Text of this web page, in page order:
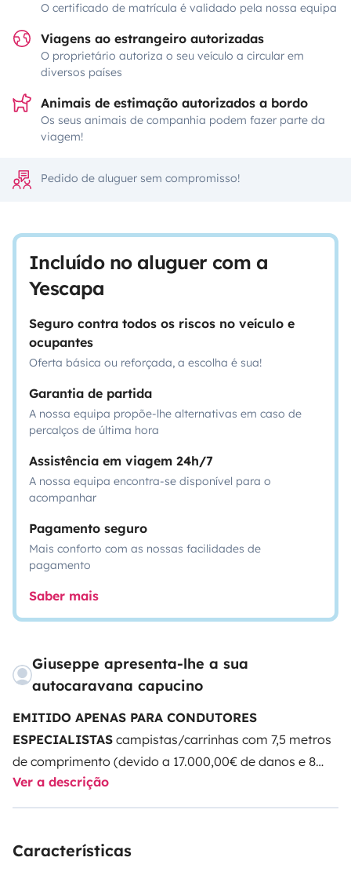
O certificado de matrícula é validado pela nossa equipa
Viagens ao estrangeiro autorizadas
O proprietário autoriza o seu veículo a circular em
diversos países
Animais de estimação autorizados a bordo
Os seus animais de companhia podem fazer parte da
viagem!
Pedido de aluguer sem compromisso!
Incluído no aluguer com a
Yescapa
Seguro contra todos os riscos no veículo e
ocupantes
Oferta básica ou reforçada, a escolha é sua!
Garantia de partida
A nossa equipa propõe-lhe alternativas em caso de
percalços de última hora
Assistência em viagem 24h/7
A nossa equipa encontra-se disponível para o
acompanhar
Pagamento seguro
Mais conforto com as nossas facilidades de
pagamento
Saber mais
Giuseppe apresenta-lhe a sua
autocaravana capucino
EMITIDO APENAS PARA CONDUTORES
ESPECIALISTAS campistas/carrinhas com 7,5 metros
de comprimento (devido a 17.000,00€ de danos e 8
meses de oficina no ano de 2022, a autocaravana
NÃO será entregue a condutores inadequados).Último
abril de 2025 - pneus julho de 2024 - garantido por
Ver a descrição
Características